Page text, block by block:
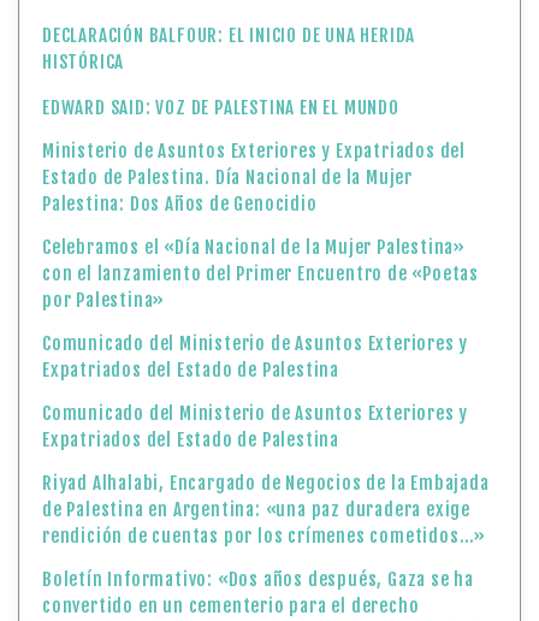
DECLARACIÓN BALFOUR: EL INICIO DE UNA HERIDA
HISTÓRICA
EDWARD SAID: VOZ DE PALESTINA EN EL MUNDO
Ministerio de Asuntos Exteriores y Expatriados del
Estado de Palestina. Día Nacional de la Mujer
Palestina: Dos Años de Genocidio
Celebramos el «Día Nacional de la Mujer Palestina»
con el lanzamiento del Primer Encuentro de «Poetas
por Palestina»
Comunicado del Ministerio de Asuntos Exteriores y
Expatriados del Estado de Palestina
Comunicado del Ministerio de Asuntos Exteriores y
Expatriados del Estado de Palestina
Riyad Alhalabi, Encargado de Negocios de la Embajada
de Palestina en Argentina: «una paz duradera exige
rendición de cuentas por los crímenes cometidos…»
Boletín Informativo: «Dos años después, Gaza se ha
convertido en un cementerio para el derecho